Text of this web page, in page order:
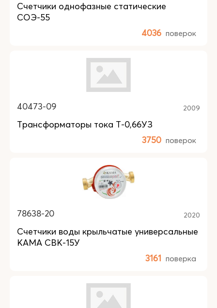
Счетчики однофазные статические
СОЭ-55
4036 поверок
40473-09 2009
Трансформаторы тока Т-0,66УЗ
3750 поверок
78638-20 2020
Счетчики воды крыльчатые универсальные
КАМА СВК-15У
3161 поверка